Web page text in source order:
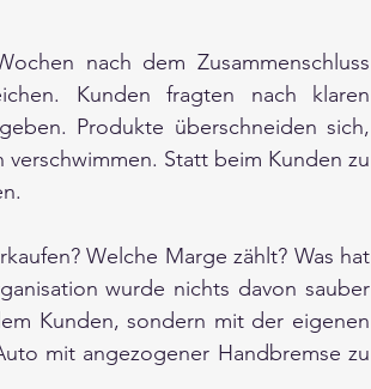
nach dem Zusammenschluss
Kunden fragten nach klaren
Produkte überschneiden sich,
Statt beim Kunden zu
Welche Marge zählt? Was hat
wurde nichts davon sauber
Kunden, sondern mit der eigenen
mit angezogener Handbremse zu